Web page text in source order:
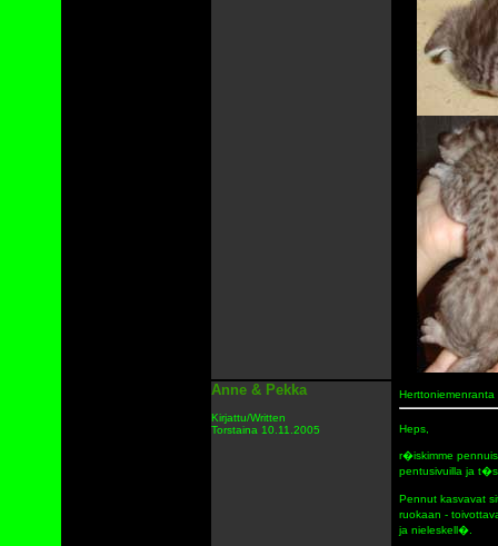
Anne & Pekka
Kirjattu/Written
Torstaina 10.11.2005
Herttoniemenranta
Heps,
r�iskimme
pentusivuilla ja
Pennut kasvavat
ruokaan -
ja nieleskell�.